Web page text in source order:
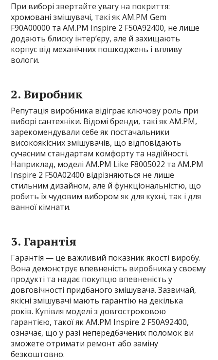
При виборі звертайте увагу на покриття:
хромовані змішувачі, такі як AM.PM Gem
F90A00000 та AM.PM Inspire 2 F50A92400, не лише
додають блиску інтер’єру, але й захищають
корпус від механічних пошкоджень і впливу
вологи.
2. Виробник
Репутація виробника відіграє ключову роль при
виборі сантехніки. Відомі бренди, такі як AM.PM,
зарекомендували себе як постачальники
високоякісних змішувачів, що відповідають
сучасним стандартам комфорту та надійності.
Наприклад, моделі AM.PM Like F8005022 та AM.PM
Inspire 2 F50A02400 відрізняються не лише
стильним дизайном, але й функціональністю, що
робить їх чудовим вибором як для кухні, так і для
ванної кімнати.
3. Гарантія
Гарантія — це важливий показник якості виробу.
Вона демонструє впевненість виробника у своєму
продукті та надає покупцю впевненість у
довговічності придбаного змішувача. Зазвичай,
якісні змішувачі мають гарантію на декілька
років. Купівля моделі з довгостроковою
гарантією, такої як AM.PM Inspire 2 F50A92400,
означає, що у разі непередбачених поломок ви
зможете отримати ремонт або заміну
безкоштовно.